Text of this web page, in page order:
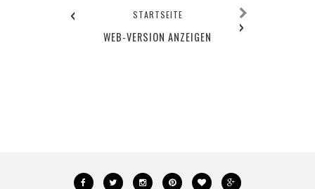
‹ ›
STARTSEITE
WEB-VERSION ANZEIGEN